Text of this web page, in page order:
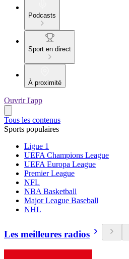
Podcasts
Sport en direct
À proximité
Ouvrir l'app
Tous les contenus
Sports populaires
Ligue 1
UEFA Champions League
UEFA Europa League
Premier League
NFL
NBA Basketball
Major League Baseball
NHL
Les meilleures radios